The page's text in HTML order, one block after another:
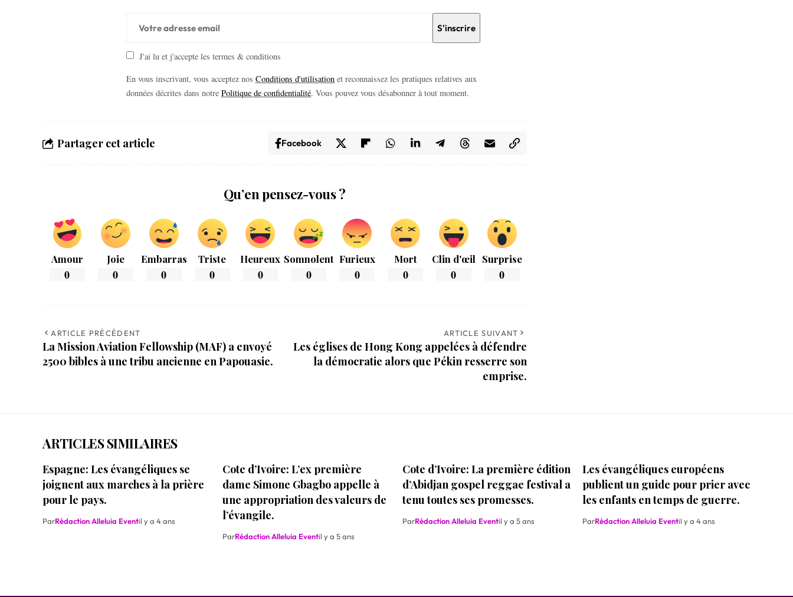
J'ai lu et j'accepte les termes & conditions
En vous inscrivant, vous acceptez nosConditions d'utilisation et reconnaissez les pratiques relatives aux
données décrites dans notrePolitique de confidentialité. Vous pouvez vous désabonner à tout moment.
Partager cet article Facebook
Qu’en pensez-vous ?
Amour
0
Joie
0
Embarras
0
Triste
0
Heureux
0
Somnolent
0
Furieux
0
Mort
0
Clin d'œil
0
Surprise
0
ARTICLE PRÉCÉDENT
La Mission Aviation Fellowship (MAF) a envoyé
2500 bibles à une tribu ancienne en Papouasie.
ARTICLE SUIVANT
Les églises de Hong Kong appelées à défendre
la démocratie alors que Pékin resserre son
emprise.
ARTICLES SIMILAIRES
Espagne: Les évangéliques se
joignent aux marches à la prière
pour le pays.
ParRédaction Alleluia Eventil y a 4 ans
Cote d’Ivoire: L’ex première
dame Simone Gbagbo appelle à
une appropriation des valeurs de
l’évangile.
ParRédaction Alleluia Eventil y a 5 ans
Cote d’Ivoire: La première édition
d’Abidjan gospel reggae festival a
tenu toutes ses promesses.
ParRédaction Alleluia Eventil y a 5 ans
Les évangéliques européens
publient un guide pour prier avec
les enfants en temps de guerre.
ParRédaction Alleluia Eventil y a 4 ans